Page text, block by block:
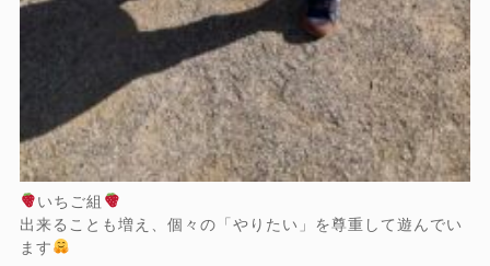
いちご組
出来ることも増え、個々の「やりたい」を尊重して遊んでい
ます